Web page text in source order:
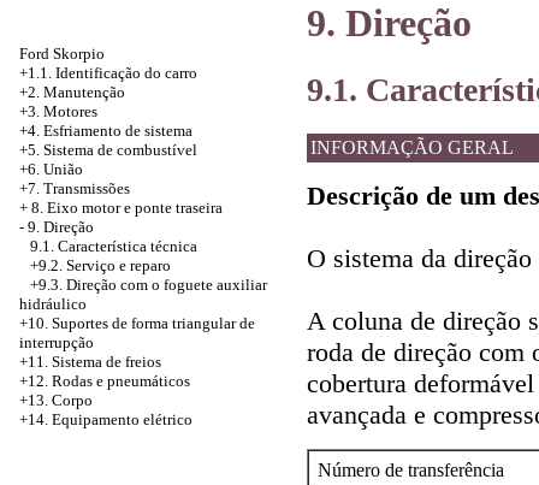
Ford Skorpio
+1.1. Identificação do carro
+2. Manutenção
+3. Motores
+4. Esfriamento de sistema
+5. Sistema de combustível
+6. União
+7. Transmissões
+ 8. Eixo motor e ponte traseira
- 9. Direção
9.1. Característica técnica
+9.2. Serviço e reparo
+9.3. Direção com o foguete auxiliar
hidráulico
+10. Suportes de forma triangular de
interrupção
+11. Sistema de freios
+12. Rodas e pneumáticos
+13. Corpo
+14. Equipamento elétrico
9. Direção
9.1.
INFORMAÇÃO GERAL
Descrição de um
O sistema da
A coluna de direção
roda de direção com
cobertura
avançada e
Número de transferência